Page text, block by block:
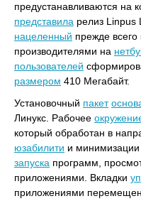
предустанавливаются на
представила релиз Linpus
нацеленный прежде всего
производителями на
пользователей
размером 410 Мегабайт.
Установочный пакет
Линукс. Рабочее
который обработан в
юзабилити и
запуска программ,
приложениями. Вкладки
приложениями